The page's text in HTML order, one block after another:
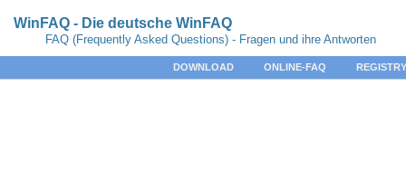
WinFAQ - Die deutsche WinFAQ
FAQ (Frequently Asked Questions) - Fragen und ihre Antworten
DOWNLOAD ONLINE-FAQ